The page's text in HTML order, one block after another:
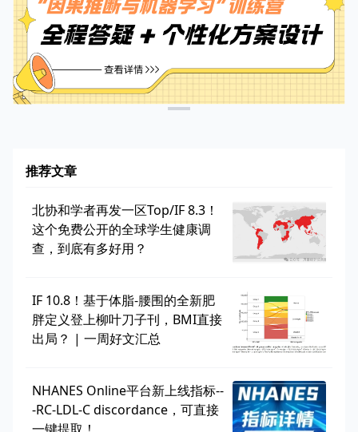
推荐文章
北协和学者再发一区Top/IF 8.3！
这个免费公开的全球学生健康调
查，到底有多好用？
IF 10.8！基于体脂-腰围的全新肥
胖定义登上柳叶刀子刊，BMI直接
出局？ | 一周好文汇总
NHANES Online平台新上线指标--
-RC-LDL-C discordance，可直接